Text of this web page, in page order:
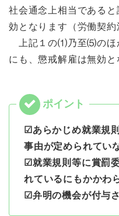
社会通念上相当である
効となります（労働契約
上記１の⑴乃至⑸のほ
にも、懲戒解雇は無効と
☑あらかじめ就業規
事由が定められてい
☑就業規則等に賞罰
れているにもかかわ
☑弁明の機会が付与